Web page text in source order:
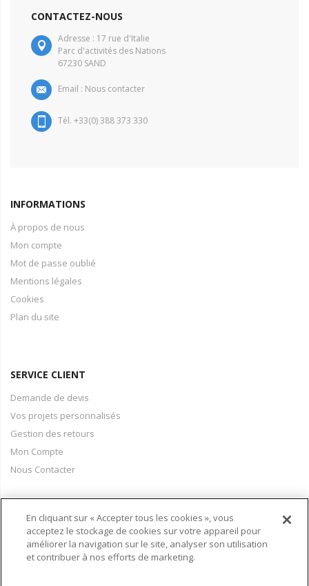
CONTACTEZ-NOUS
Adresse : 17 rue d'Italie
Parc d'activités des Nations
67230 SAND
Email : Nous contacter
Tél. +33(0) 388 373 330
INFORMATIONS
À propos de nous
Mon compte
Mot de passe oublié
Mentions légales
Cookies
Plan du site
SERVICE CLIENT
Demande de devis
Vos projets personnalisés
Gestion des retours
Mon Compte
Nous Contacter
PAIEMENT & LIVRAISON
Conditions Générales de Vente
En cliquant sur « Accepter tous les cookies », vous
acceptez le stockage de cookies sur votre appareil pour
améliorer la navigation sur le site, analyser son utilisation
et contribuer à nos efforts de marketing.